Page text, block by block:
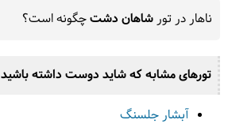
ناهار در تورشاهان دشتچگونه است؟
تورهای مشابه که شاید دوست داشته باشید
آبشار جلسنگ